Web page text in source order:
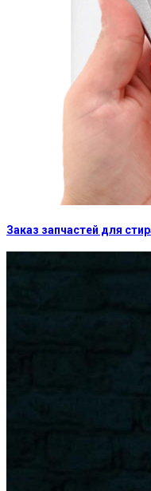
Заказ запчастей для